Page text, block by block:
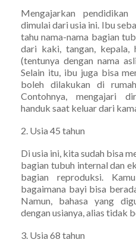
Mengajarkan
dimulai dari usia ini. Ibu
tahu nama-nama bagian
dari kaki, tangan,
(tentunya dengan nama
Selain itu, ibu juga bisa
boleh dilakukan di
Contohnya, mengajari
handuk saat keluar dari
2. Usia 45 tahun
Di usia ini, kita sudah bisa
bagian tubuh internal dan
bagian reproduksi.
bagaimana bayi bisa
Namun, bahasa yang
dengan usianya, alias tidak
3. Usia 68 tahun